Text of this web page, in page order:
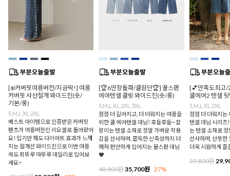
[❄️커버핏여름버전/지금딱!] 여름
커버핏 사선절개 와이드진(숏/
기본/롱)
S,M,L,XL,2XL
베스트 아이템으로 인증받은 커버핏
팬츠가 여름버전인 리오셀로 돌아왔어
요! 입기만 해도 다이어트 효과가 느껴
지는 절개선 와이드진으로 이번 여름
에도 휘뚜루 마뚜루 데일리로 입어보
세요~
[🏆6만장돌파/쿨원단🏆] 꿀스판
에어텐셀 쿨링 와이드진(숏/롱)
S,M,L,XL,2XL,3XL
점점 더 길어지고, 더 더워지는 여름을
위한 쿨 에어텐셀 데님! 후들후들~ 찰
랑이는 텐셀 소재로 정말 가벼운 착용
감을 선사하며, 쫀득한 신축성까지 더
해져 편안하게 입어지는 꿀스판 데님
♥
48,800원35,700원 27%
[💕만족도최고/
쿨에어2 텐셀
S,M,L,XL,2XL
점점 더 더워지는
텐셀 데님 시리즈
는 텐셀 소재로
선사하며, 산뜻한
더욱 시원하게
39,800원